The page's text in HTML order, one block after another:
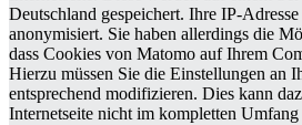
Deutschland gespeichert. Ihre IP-
anonymisiert. Sie haben allerdings die
dass Cookies von Matomo auf Ihrem
Hierzu müssen Sie die Einstellungen an
entsprechend modifizieren. Dies kann
Internetseite nicht im kompletten